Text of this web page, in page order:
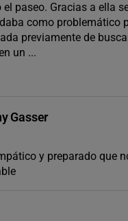
paseo. Gracias a ella
como problemático
previamente de
un ...
Gasser
y preparado que